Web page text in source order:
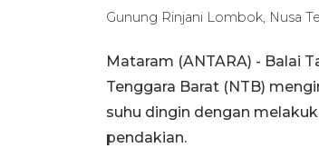
Gunung Rinjani Lombok, Nusa
Mataram (ANTARA) - Balai
Tenggara Barat (NTB)
suhu dingin dengan
pendakian.